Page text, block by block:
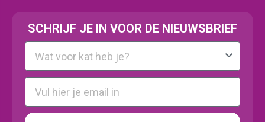
SCHRIJF JE IN VOOR DE NIEUWSBRIEF
Kattenras
E-mail